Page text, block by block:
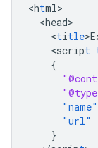
<html
<head
<title>
<script
{
"name"
"url"
}